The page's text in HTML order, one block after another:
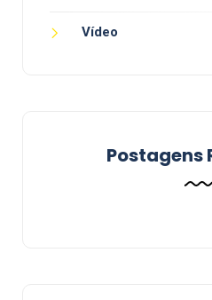
Vídeo
Postagens